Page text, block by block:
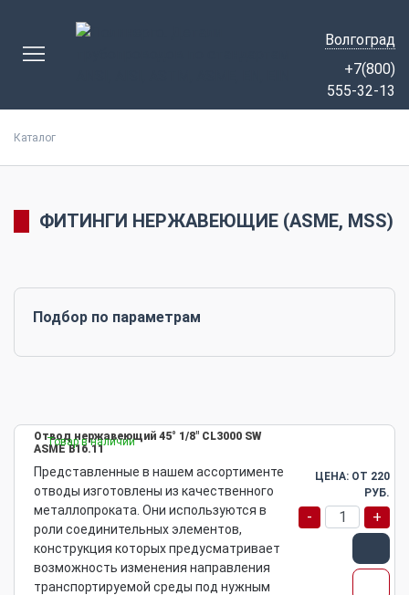
Волгоград
+7(800)
555-32-13
Каталог
ФИТИНГИ НЕРЖАВЕЮЩИЕ (ASME, MSS)
Подбор по параметрам
Товар в наличии
Отвод нержавеющий 45° 1/8" CL3000 SW
ASME B16.11
Представленные в нашем ассортименте
отводы изготовлены из качественного
металлопроката. Они используются в
роли соединительных элементов,
конструкция которых предусматривает
возможность изменения направления
транспортируемой среды под нужным
ЦЕНА: ОТ 220
РУБ.
- +